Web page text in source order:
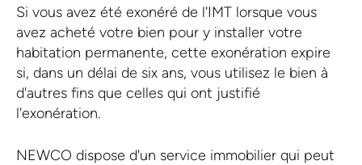
Si vous avez été exonéré de l'IMT lorsque vous
avez acheté votre bien pour y installer votre
habitation permanente, cette exonération expire
si, dans un délai de six ans, vous utilisez le bien à
d'autres fins que celles qui ont justifié
l'exonération.
NEWCO dispose d'un service immobilier qui peut